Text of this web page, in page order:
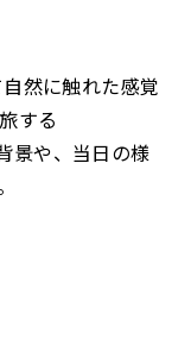
然に触れた感覚
する
景や、当日の様